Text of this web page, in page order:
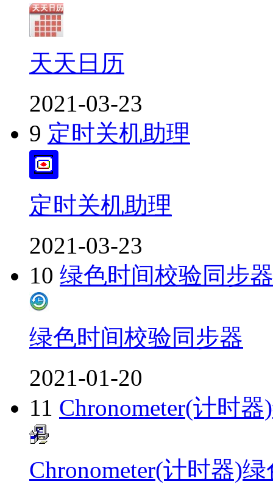
天天日历
2021-03-23
9 定时关机助理
定时关机助理
2021-03-23
10 绿色时间校验同步器
绿色时间校验同步器
2021-01-20
11 Chronometer(计时
Chronometer(计时器)